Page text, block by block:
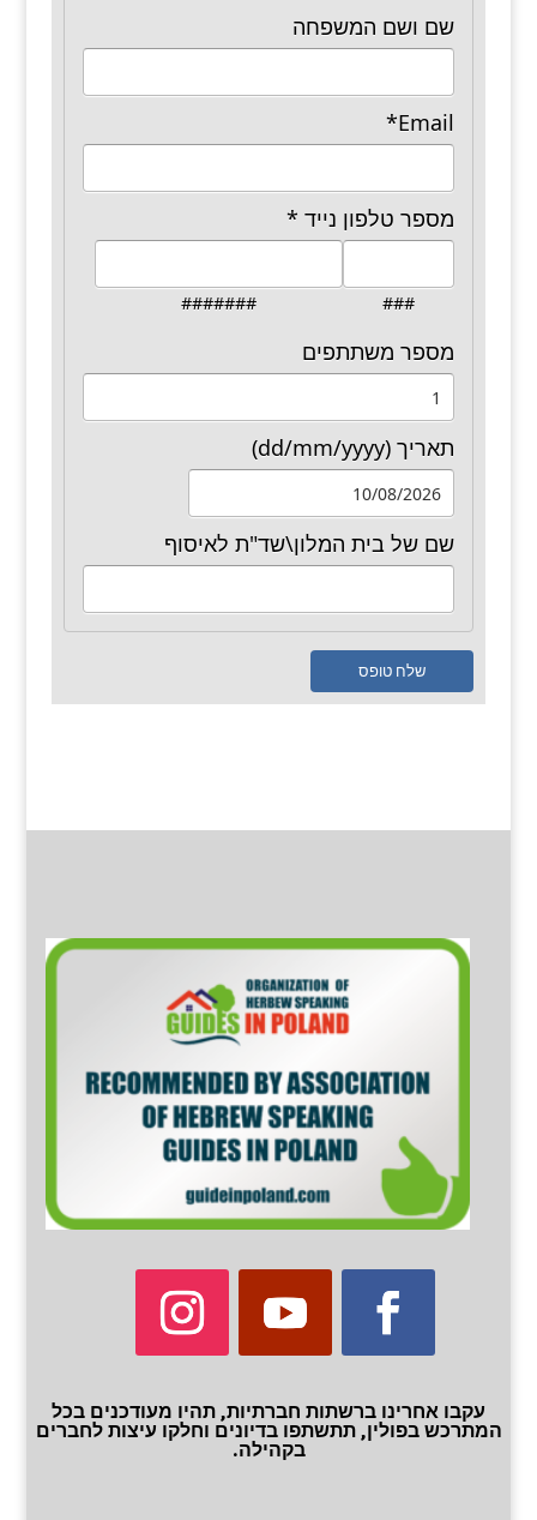
שם ושם המשפחה
Email
*
מספר טלפון נייד *
###
#######
H
d
e
מספר משתתפים
תאריך (dd/mm/yyyy)
שם של בית המלון\שד"ת לאיסוף
שלח טופס
עקבו אחרינו ברשתות חברתיות, תהיו מעודכנים בכל
המתרכש בפולין, תתשתפו בדיונים וחלקו עיצות לחברים
בקהילה.